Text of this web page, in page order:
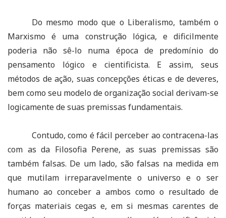
Do mesmo modo que o Liberalismo, também o
Marxismo é uma construção lógica, e dificilmente
poderia não sê-lo numa época de predomínio do
pensamento lógico e cientificista. E assim, seus
métodos de ação, suas concepções éticas e de deveres,
bem como seu modelo de organização social derivam-se
logicamente de suas premissas fundamentais.
Contudo, como é fácil perceber ao contracena-las
com as da Filosofia Perene, as suas premissas são
também falsas. De um lado, são falsas na medida em
que mutilam irreparavelmente o universo e o ser
humano ao conceber a ambos como o resultado de
forças materiais cegas e, em si mesmas carentes de